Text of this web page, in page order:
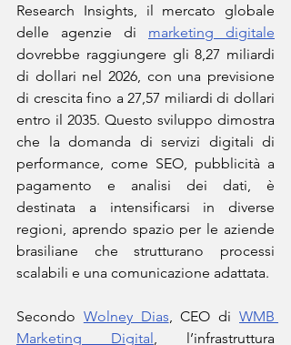
Research Insights, il mercato globale
delle agenzie di marketing digitale
dovrebbe raggiungere gli 8,27 miliardi
di dollari nel 2026, con una previsione
di crescita fino a 27,57 miliardi di dollari
entro il 2035. Questo sviluppo dimostra
che la domanda di servizi digitali di
performance, come SEO, pubblicità a
pagamento e analisi dei dati, è
destinata a intensificarsi in diverse
regioni, aprendo spazio per le aziende
brasiliane che strutturano processi
scalabili e una comunicazione adattata.
Secondo Wolney Dias, CEO di WMB
Marketing Digital , l’infrastruttura